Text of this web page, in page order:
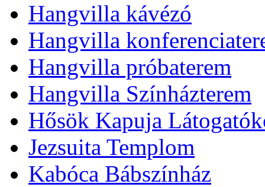
Hangvilla kávézó
Hangvilla
Hangvilla próbaterem
Hangvilla Színházterem
Hősök Kapuja
Jezsuita Templom
Kabóca Bábszínház